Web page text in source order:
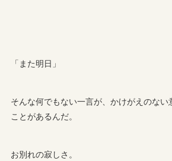
「また明日」
そんな何でもない一言が、かけがえのない
ことがあるんだ。
お別れの寂しさ。